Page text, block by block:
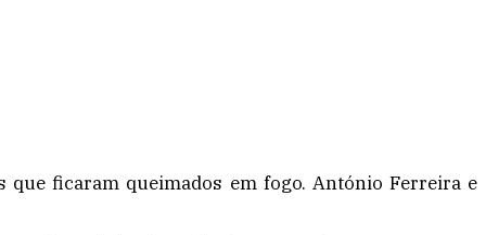
que ficaram queimados em fogo. António Ferreira e